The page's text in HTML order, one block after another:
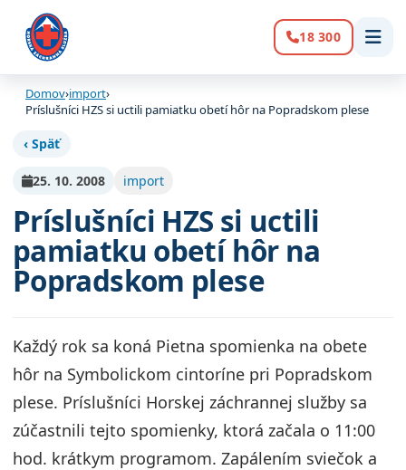
Volanie:
18 300
Domov›import›
Príslušníci HZS si uctili pamiatku obetí hôr na Popradskom plese
‹ Späť
25. 10. 2008 import
Príslušníci HZS si uctili
pamiatku obetí hôr na
Popradskom plese
Každý rok sa koná Pietna spomienka na obete
hôr na Symbolickom cintoríne pri Popradskom
plese. Príslušníci Horskej záchrannej služby sa
zúčastnili tejto spomienky, ktorá začala o 11:00
hod. krátkym programom. Zapálením sviečok a